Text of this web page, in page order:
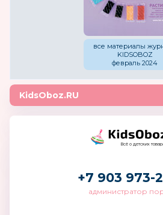
все материалы
KIDSOBOZ
февраль 2024
KidsOboz.RU
Всё о детских
+7 903 973-
администратор